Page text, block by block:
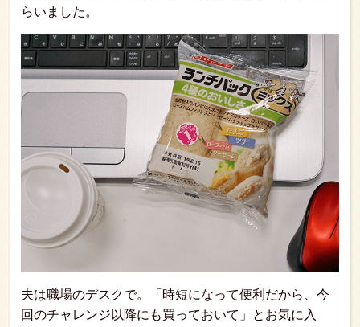
らいました。
夫は職場のデスクで。「時短になって便利だから、今
回のチャレンジ以降にも買っておいて」とお気に入